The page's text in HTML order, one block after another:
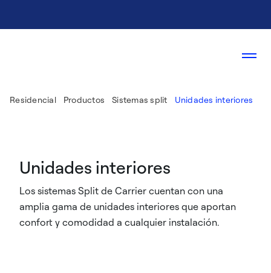
Residencial Productos Sistemas split Unidades interiores
Unidades interiores
Los sistemas Split de Carrier cuentan con una
amplia gama de unidades interiores que aportan
confort y comodidad a cualquier instalación.